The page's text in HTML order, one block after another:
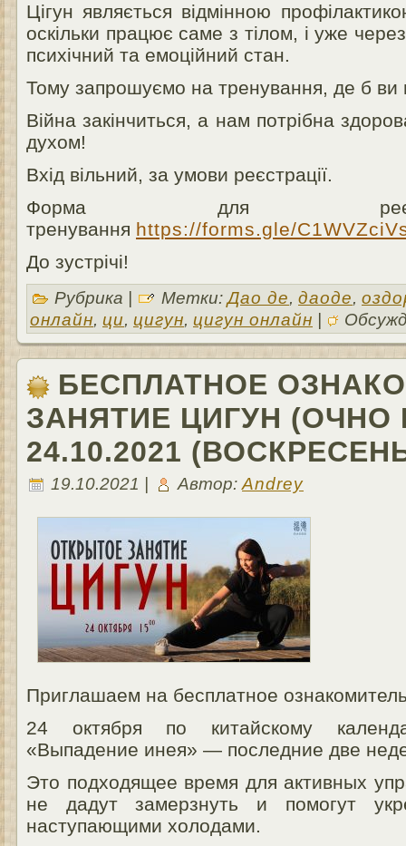
Цігун являється відмінною
оскільки працює саме з тілом, і уже
психічний та емоційний стан.
Тому запрошуємо на тренування, де б ви
Війна закінчиться, а нам потрібна
духом!
Вхід вільний, за умови реєстрації.
Форма для
тренування https://forms.gle/
До зустрічі!
Рубрика | Метки:Дао де, даоде,
онлайн, ци, цигун, цигун онлайн |
БЕСПЛАТНОЕ
ЗАНЯТИЕ ЦИГУН
24.10.2021
19.10.2021 | Автор: Andrey
Приглашаем на бесплатное
24 октября по китайскому
«Выпадение инея» — последние две
Это подходящее время для активных
не дадут замерзнуть и помогут
наступающими холодами.